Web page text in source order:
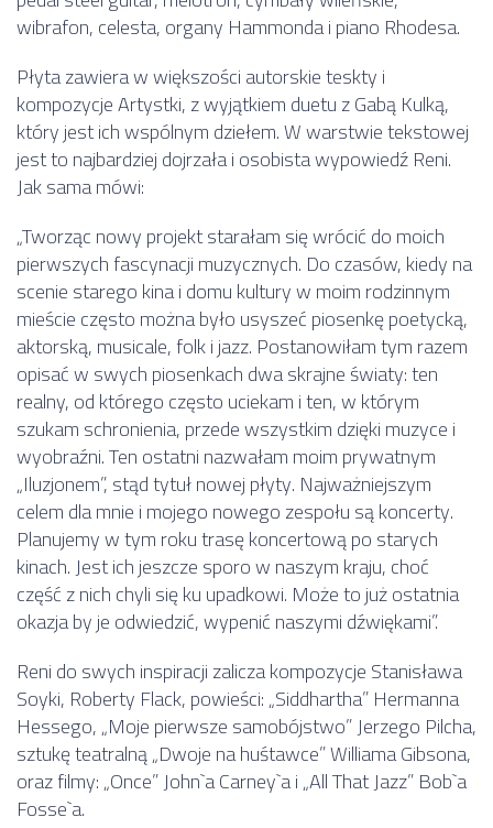
wibrafon, celesta, organy Hammonda i piano Rhodesa.
Płyta zawiera w większości autorskie teskty i
kompozycje Artystki, z wyjątkiem duetu z Gabą Kulką,
który jest ich wspólnym dziełem. W warstwie tekstowej
jest to najbardziej dojrzała i osobista wypowiedź Reni.
Jak sama mówi:
„Tworząc nowy projekt starałam się wrócić do moich
pierwszych fascynacji muzycznych. Do czasów, kiedy na
scenie starego kina i domu kultury w moim rodzinnym
mieście często można było usyszeć piosenkę poetycką,
aktorską, musicale, folk i jazz. Postanowiłam tym razem
opisać w swych piosenkach dwa skrajne światy: ten
realny, od którego często uciekam i ten, w którym
szukam schronienia, przede wszystkim dzięki muzyce i
wyobraźni. Ten ostatni nazwałam moim prywatnym
„Iluzjonem”, stąd tytuł nowej płyty. Najważniejszym
celem dla mnie i mojego nowego zespołu są koncerty.
Planujemy w tym roku trasę koncertową po starych
kinach. Jest ich jeszcze sporo w naszym kraju, choć
część z nich chyli się ku upadkowi. Może to już ostatnia
okazja by je odwiedzić, wypenić naszymi dźwiękami”.
Reni do swych inspiracji zalicza kompozycje Stanisława
Soyki, Roberty Flack, powieści: „Siddhartha” Hermanna
Hessego, „Moje pierwsze samobójstwo” Jerzego Pilcha,
sztukę teatralną „Dwoje na huśtawce” Williama Gibsona,
oraz filmy: „Once” John`a Carney`a i „All That Jazz” Bob`a
Fosse`a.